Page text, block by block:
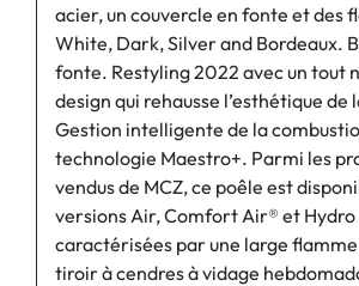
acier, un couvercle en fonte et des
White, Dark, Silver and Bordeaux.
fonte. Restyling 2022 avec un tout
design qui rehausse l’esthétique de
Gestion intelligente de la
technologie Maestro+. Parmi les
vendus de MCZ, ce poêle est
versions Air, Comfort Air® et
caractérisées par une large
tiroir à cendres à vidage